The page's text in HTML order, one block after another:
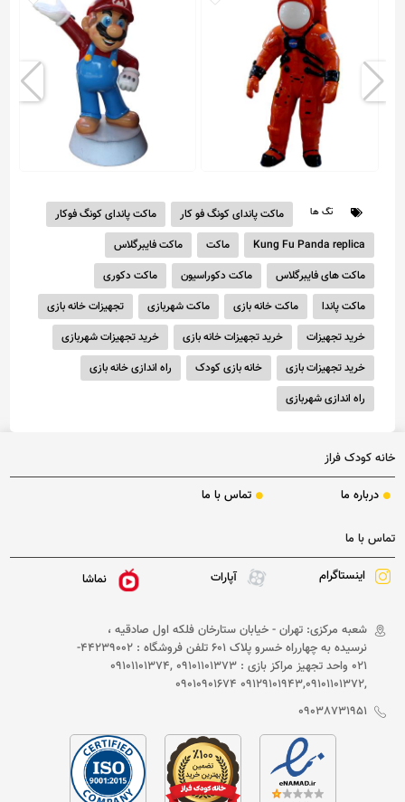
22,500,000 تومان 52,500,000 تومان
تگ ها ماکت پاندای کونگ فو کار
ماکت پاندای کونگ فوکار
Kung Fu Panda replica
ماکت
ماکت فایبرگلاس
ماکت های فایبرگلاس
ماکت دکوراسیون
ماکت دکوری
ماکت پاندا
ماکت خانه بازی ماکت شهربازی
تجهیزات خانه بازی
خرید تجهیزات
خرید تجهیزات خانه بازی
خرید تجهیزات شهربازی
خرید تجهیزات بازی
خانه بازی کودک
راه اندازی خانه بازی
راه اندازی شهربازی
خانه کودک فراز
درباره ما تماس با ما
تماس با ما
اینستاگرام آپارات نماشا
شعبه مرکزی: تهران - خیابان ستارخان فلکه اول صادقیه ،
نرسیده به چهارراه خسرو پلاک 601 تلفن فروشگاه : 44239002-
021 واحد تجهیز مراکز بازی : 09101101373 ,09101101374
,09129101943,09101101372 09010901674
09038731951